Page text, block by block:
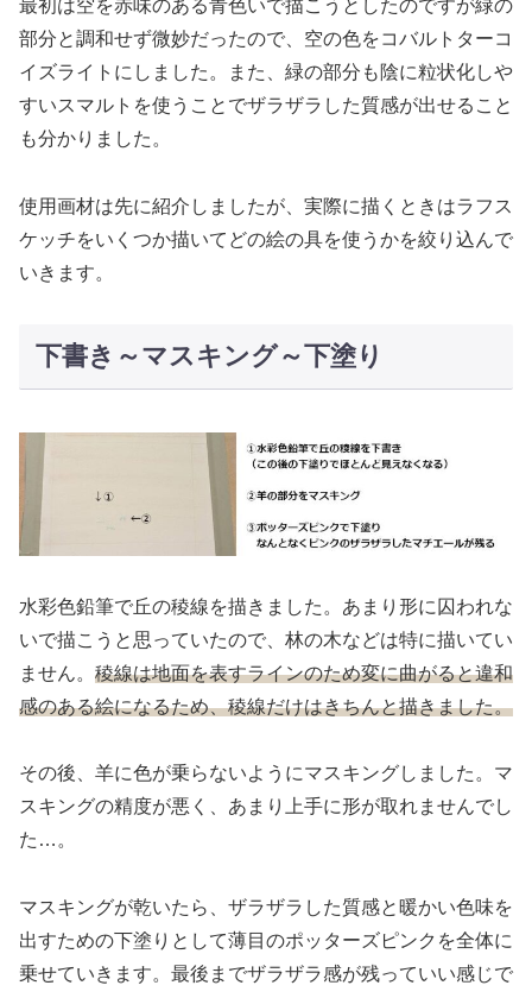
最初は空を赤味のある青色いで描こうとしたのですが緑の
部分と調和せず微妙だったので、空の色をコバルトターコ
イズライトにしました。また、緑の部分も陰に粒状化しや
すいスマルトを使うことでザラザラした質感が出せること
も分かりました。
使用画材は先に紹介しましたが、実際に描くときはラフス
ケッチをいくつか描いてどの絵の具を使うかを絞り込んで
いきます。
下書き～マスキング～下塗り
水彩色鉛筆で丘の稜線を描きました。あまり形に囚われな
いで描こうと思っていたので、林の木などは特に描いてい
ません。 稜線は地面を表すラインのため変に曲がると違和
感のある絵になるため、稜線だけはきちんと描きました。
その後、羊に色が乗らないようにマスキングしました。マ
スキングの精度が悪く、あまり上手に形が取れませんでし
た…。
マスキングが乾いたら、ザラザラした質感と暖かい色味を
出すための下塗りとして薄目のポッターズピンクを全体に
乗せていきます。最後までザラザラ感が残っていい感じで